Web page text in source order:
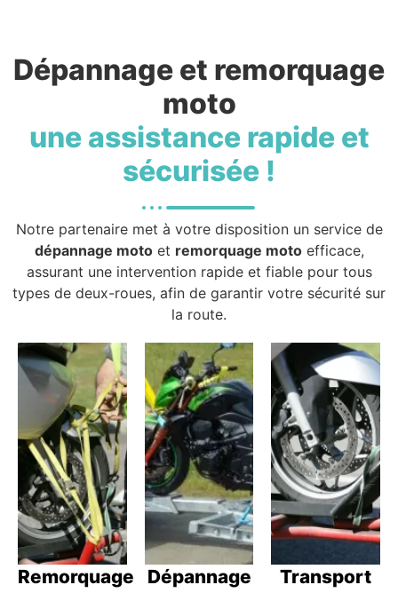
Dépannage et remorquage
moto
une assistance rapide et
sécurisée !
Notre partenaire met à votre disposition un service de
dépannage motoet remorquage motoefficace,
assurant une intervention rapide et fiable pour tous
types de deux-roues, afin de garantir votre sécurité sur
la route.
Remorquage
Dépannage
Transport